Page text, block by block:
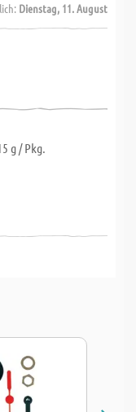
Dienstag, 11. August
g / Pkg.